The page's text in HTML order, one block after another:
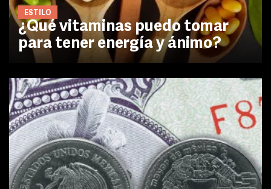
ESTILO
¿Qué vitaminas puedo tomar
para tener energía y ánimo?